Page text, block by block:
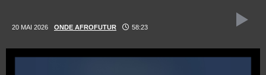
20 MAI 2026 ONDE AFROFUTUR 58:23